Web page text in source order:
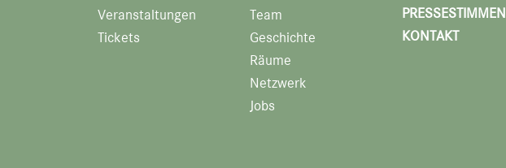
Veranstaltungen
Tickets
Team
Geschichte
Räume
Netzwerk
Jobs
PRESSESTIMMEN
KONTAKT